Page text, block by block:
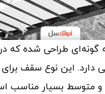
طراحی شده که در
دارد. این نوع سقف برای
متوسط بسیار مناسب